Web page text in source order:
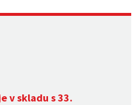
v skladu s 33.